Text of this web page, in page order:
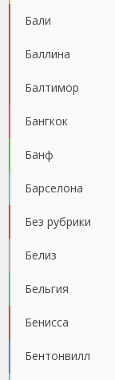
Бали
Баллина
Балтимор
Бангкок
Банф
Барселона
Без рубрики
Белиз
Бельгия
Бенисса
Бентонвилл